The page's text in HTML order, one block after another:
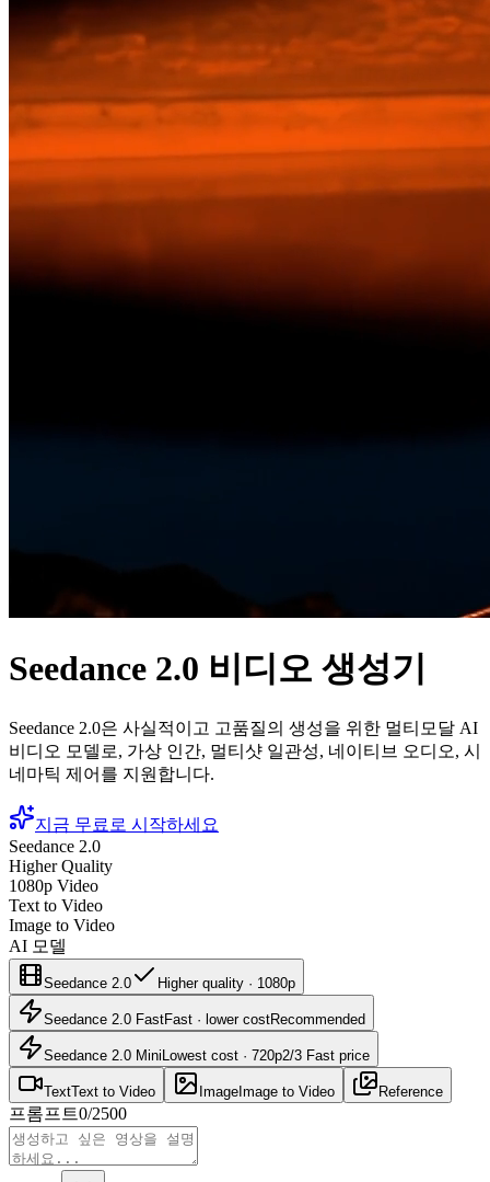
Seedance 2.0 비디오 생성기
Seedance 2.0은 사실적이고 고품질의 생성을 위한 멀티모달 AI
비디오 모델로, 가상 인간, 멀티샷 일관성, 네이티브 오디오, 시
네마틱 제어를 지원합니다.
지금 무료로 시작하세요
Seedance 2.0
Higher Quality
1080p Video
Text to Video
Image to Video
AI 모델
Seedance 2.0 Higher quality · 1080p
Seedance 2.0 FastFast · lower costRecommended
Seedance 2.0 Mini Lowest cost · 720p2/3 Fast price
TextText to Video Image Image to Video Reference
프롬프트0/2500